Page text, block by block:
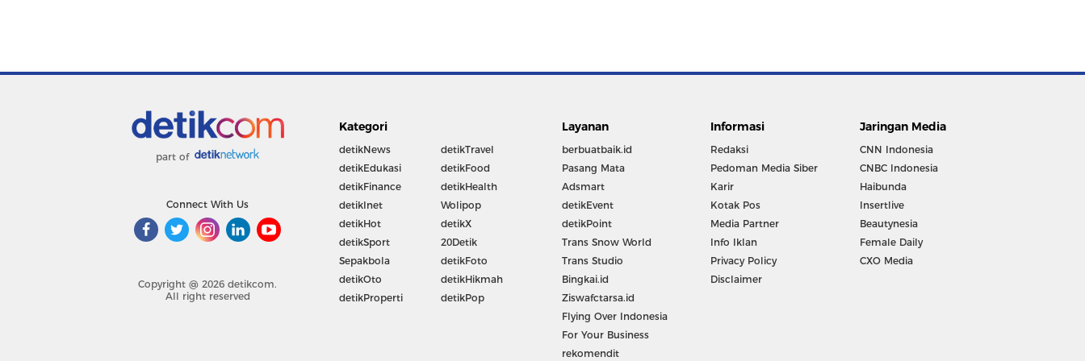
part of
Connect With Us
Copyright @ 2026 detikcom.
All right reserved
Kategori
detikNews
detikEdukasi
detikFinance
detikInet
detikHot
detikSport
Sepakbola
detikOto
detikProperti
detikTravel
detikFood
detikHealth
Wolipop
detikX
20Detik
detikFoto
detikHikmah
detikPop
Layanan
berbuatbaik.id
Pasang Mata
Adsmart
detikEvent
detikPoint
Trans Snow World
Trans Studio
Bingkai.id
Ziswafctarsa.id
Flying Over Indonesia
For Your Business
rekomendit
Informasi
Redaksi
Pedoman Media Siber
Karir
Kotak Pos
Media Partner
Info Iklan
Privacy Policy
Disclaimer
Jaringan Media
CNN Indonesia
CNBC Indonesia
Haibunda
Insertlive
Beautynesia
Female Daily
CXO Media